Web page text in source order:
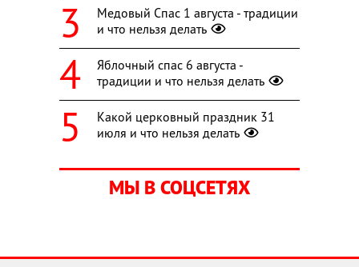
Медовый Спас 1 августа - традиции
и что нельзя делать
Яблочный спас 6 августа -
традиции и что нельзя делать
Какой церковный праздник 31
июля и что нельзя делать
МЫ В СОЦСЕТЯХ